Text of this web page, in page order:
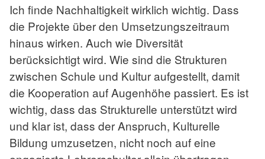
Ich finde Nachhaltigkeit wirklich wichtig. Dass
die Projekte über den Umsetzungszeitraum
hinaus wirken. Auch wie Diversität
berücksichtigt wird. Wie sind die Strukturen
zwischen Schule und Kultur aufgestellt, damit
die Kooperation auf Augenhöhe passiert. Es ist
wichtig, dass das Strukturelle unterstützt wird
und klar ist, dass der Anspruch, Kulturelle
Bildung umzusetzen, nicht noch auf eine